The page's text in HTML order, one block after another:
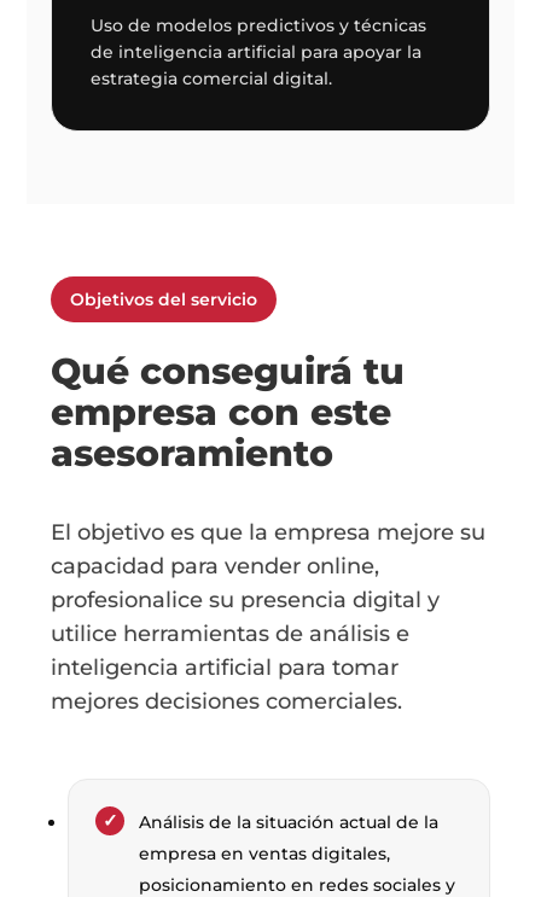
Uso de modelos predictivos y técnicas
de inteligencia artificial para apoyar la
estrategia comercial digital.
Objetivos del servicio
Qué conseguirá tu
empresa con este
asesoramiento
El objetivo es que la empresa mejore su
capacidad para vender online,
profesionalice su presencia digital y
utilice herramientas de análisis e
inteligencia artificial para tomar
mejores decisiones comerciales.
Análisis de la situación actual de la
empresa en ventas digitales,
posicionamiento en redes sociales y